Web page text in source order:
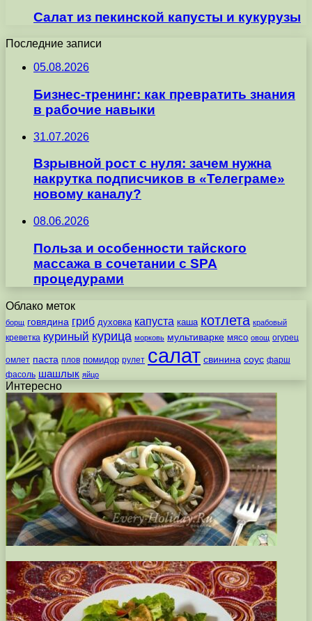
Салат из пекинской капусты и кукурузы
Последние записи
05.08.2026
Бизнес-тренинг: как превратить знания
в рабочие навыки
31.07.2026
Взрывной рост с нуля: зачем нужна
накрутка подписчиков в «Телеграме»
новому каналу?
08.06.2026
Польза и особенности тайского
массажа в сочетании с SPA
процедурами
Облако меток
борщ говядина гриб духовка капуста каша котлета крабовый
креветка куриный курица морковь мультиварке мясо овощ огурец
омлет паста плов помидор рулет салат свинина соус фарш
фасоль шашлык яйцо
Интересно